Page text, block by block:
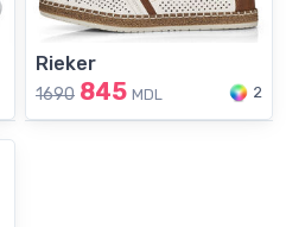
Rieker
1690 845 MDL 2